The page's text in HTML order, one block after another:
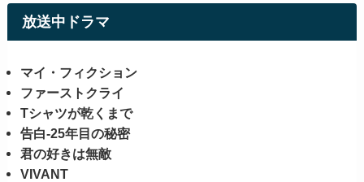
放送中ドラマ
マイ・フィクション
ファーストクライ
Tシャツが乾くまで
告白-25年目の秘密
君の好きは無敵
VIVANT